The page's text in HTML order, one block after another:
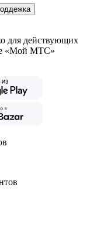
для действующих
«Мой МТС»